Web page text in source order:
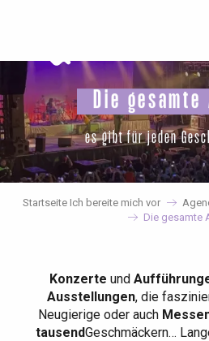
principal
Die gesamte
es gibt für jeden
Startseite Ich bereite mich vor
Die gesamte
Konzerte und
Ausstellungen, die
Neugierige oder auch
tausendGeschmäckern…